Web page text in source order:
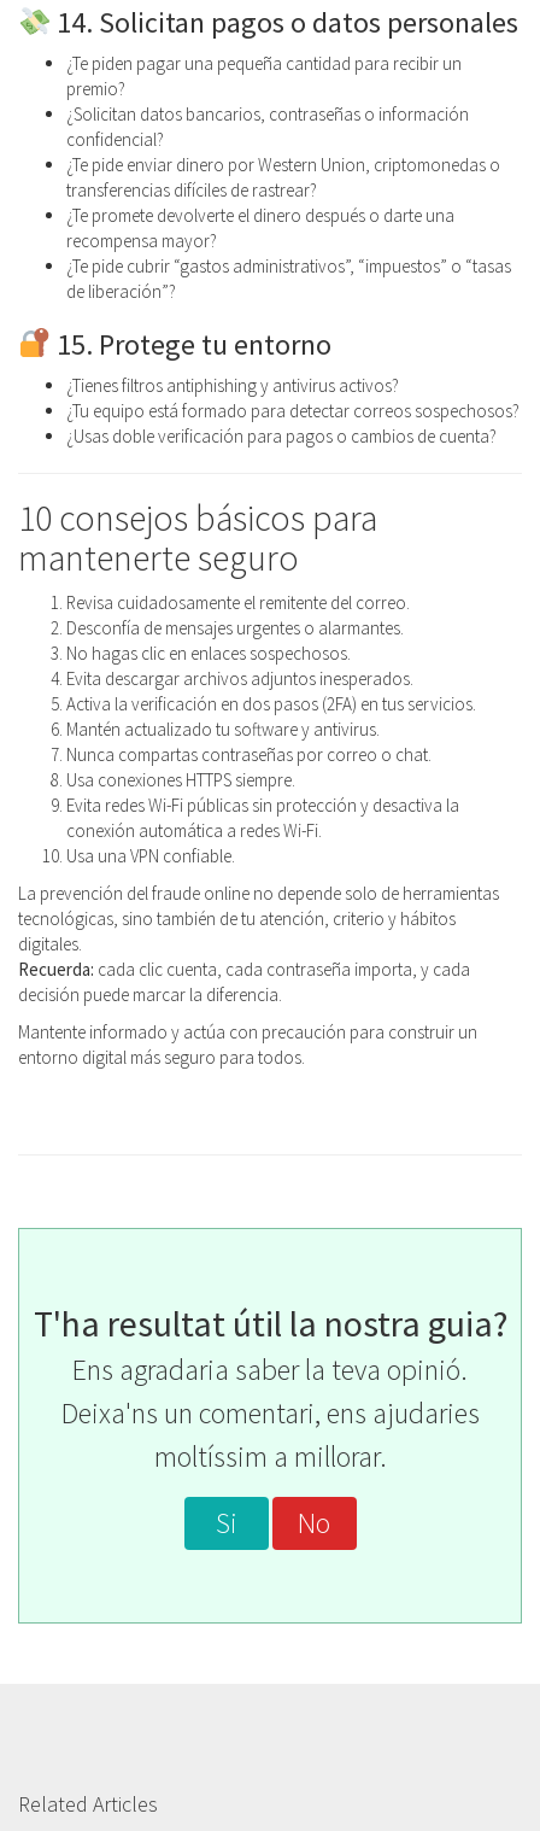
14. Solicitan pagos o datos personales
¿Te piden pagar una pequeña cantidad para recibir un
premio?
¿Solicitan datos bancarios, contraseñas o información
confidencial?
¿Te pide enviar dinero por Western Union, criptomonedas o
transferencias difíciles de rastrear?
¿Te promete devolverte el dinero después o darte una
recompensa mayor?
¿Te pide cubrir “gastos administrativos”, “impuestos” o “tasas
de liberación”?
15. Protege tu entorno
¿Tienes filtros antiphishing y antivirus activos?
¿Tu equipo está formado para detectar correos sospechosos?
¿Usas doble verificación para pagos o cambios de cuenta?
10 consejos básicos para
mantenerte seguro
Revisa cuidadosamente el remitente del correo.
Desconfía de mensajes urgentes o alarmantes.
No hagas clic en enlaces sospechosos.
Evita descargar archivos adjuntos inesperados.
Activa la verificación en dos pasos (2FA) en tus servicios.
Mantén actualizado tu software y antivirus.
Nunca compartas contraseñas por correo o chat.
Usa conexiones HTTPS siempre.
Evita redes Wi-Fi públicas sin protección y desactiva la
conexión automática a redes Wi-Fi.
Usa una VPN confiable.
La prevención del fraude online no depende solo de herramientas
tecnológicas, sino también de tu atención, criterio y hábitos
digitales.
Recuerda: cada clic cuenta, cada contraseña importa, y cada
decisión puede marcar la diferencia.
Mantente informado y actúa con precaución para construir un
entorno digital más seguro para todos.
T'ha resultat útil la nostra guia?
Ens agradaria saber la teva opinió.
Deixa'ns un comentari, ens ajudaries
moltíssim a millorar.
Si
No
Related Articles